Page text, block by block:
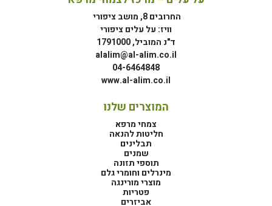
החרובים 8, מושב ציפורי
וויז: על עלים ציפורי
ד"נ המוביל, 1791000
alalim@al-alim.co.il
04-6464848
www.al-alim.co.il
המוצרים שלנו
צמחי מרפא
חליטות להנאה
תבלינים
שמנים
תוספי תזונה
מינרלים וחומרי גלם
מוצרי מורינגה
פטריות
אביזרים